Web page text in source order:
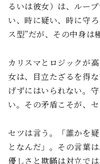
るいは彼女）は、ルー
い、時に疑い、時に守
ス型”だが、その中身は
カリスマとロジックが
女は、目立たざるを得
げずにはいられない。
い。その矛盾こそが、セ
セツは言う。「誰かを
となんだ」。その言葉
優しさと欺瞞は対立で